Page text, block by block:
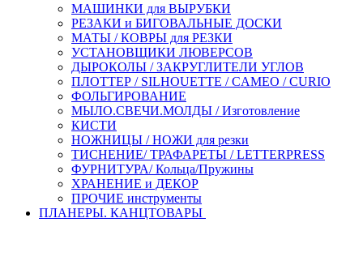
МАШИНКИ для ВЫРУБКИ
РЕЗАКИ и БИГОВАЛЬНЫЕ ДОСКИ
МАТЫ / КОВРЫ для РЕЗКИ
УСТАНОВЩИКИ ЛЮВЕРСОВ
ДЫРОКОЛЫ / ЗАКРУГЛИТЕЛИ УГЛОВ
ПЛОТТЕР / SILHOUETTE / CAMEO / CURIO
ФОЛЬГИРОВАНИЕ
МЫЛО.СВЕЧИ.МОЛДЫ / Изготовление
КИСТИ
НОЖНИЦЫ / НОЖИ для резки
ТИСНЕНИЕ/ ТРАФАРЕТЫ / LETTERPRESS
ФУРНИТУРА/ Кольца/Пружины
ХРАНЕНИЕ и ДЕКОР
ПРОЧИЕ инструменты
ПЛАНЕРЫ. КАНЦТОВАРЫ